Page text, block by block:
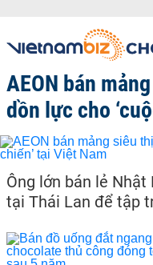
AEON bán
dồn lực cho
Ông lớn bán lẻ
tại Thái Lan để tập